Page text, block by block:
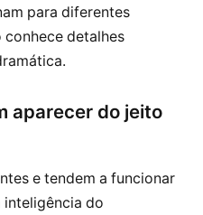
para diferentes
conhece detalhes
aparecer do jeito
e tendem a funcionar
do